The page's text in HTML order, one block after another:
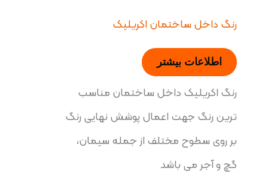
رنگ داخل ساختمان اکریلیک
اطلاعات بیشتر
رنگ اکریلیک داخل ساختمان مناسب
ترین رنگ جهت اعمال پوشش نهایی رنگ
بر روی سطوح مختلف از جمله سیمان،
گچ و آجر می باشد